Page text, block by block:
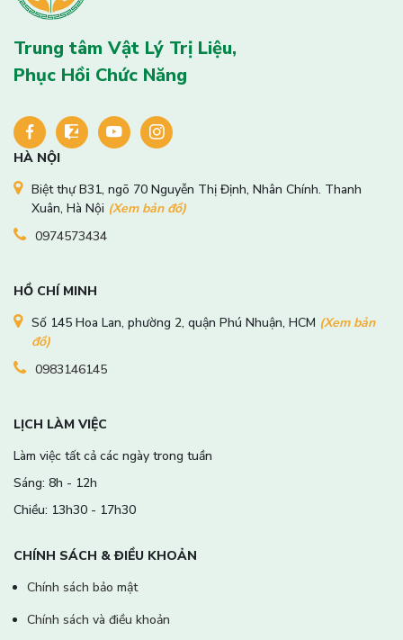
Trung tâm Vật Lý Trị Liệu,
Phục Hồi Chức Năng
HÀ NỘI
Biệt thự B31, ngõ 70 Nguyễn Thị Định, Nhân Chính. Thanh
Xuân, Hà Nội (Xem bản đồ)
0974573434
HỒ CHÍ MINH
Số 145 Hoa Lan, phường 2, quận Phú Nhuận, HCM (Xem bản
đồ)
0983146145
LỊCH LÀM VIỆC
Làm việc tất cả các ngày trong tuần
Sáng: 8h - 12h
Chiều: 13h30 - 17h30
CHÍNH SÁCH & ĐIỀU KHOẢN
Chính sách bảo mật
Chính sách và điều khoản